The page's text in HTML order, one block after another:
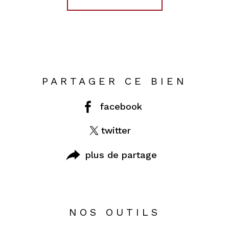
PARTAGER CE BIEN
facebook
twitter
plus de partage
NOS OUTILS